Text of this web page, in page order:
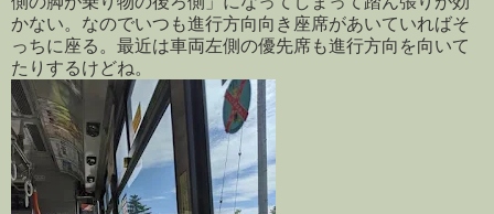
かない。なのでいつも進行方向向き座席があいていればそ
っちに座る。最近は車両左側の優先席も進行方向を向いて
たりするけどね。